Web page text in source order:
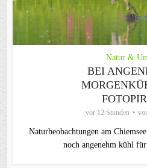
Natur &
BEI
vor 12 Stunden
Naturbeobachtungen am
noch angenehm kühl für